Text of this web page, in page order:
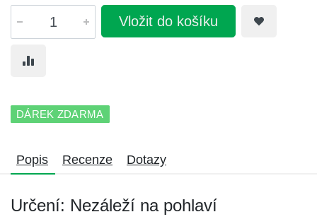
Vložit do košíku
DÁREK ZDARMA
Popis Recenze Dotazy
Určení: Nezáleží na pohlaví